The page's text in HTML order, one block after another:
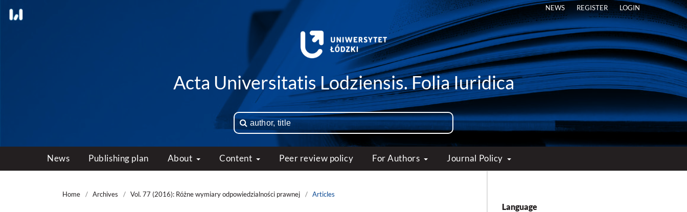
Acta Universitatis Lodziensis. Folia Iuridica
News Publishing plan About Content Peer review policy For Authors Journal Policy
NEWS REGISTER LOGIN
Home / Archives / Vol. 77 (2016): Różne wymiary odpowiedzialności prawnej / Articles
Language